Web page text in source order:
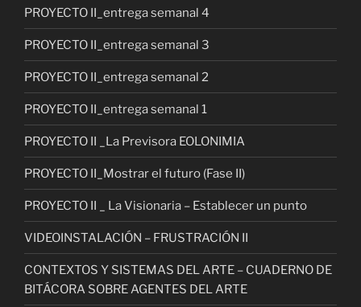
PROYECTO II_entrega semanal 4
PROYECTO II_entrega semanal 3
PROYECTO II_entrega semanal 2
PROYECTO II_entrega semanal 1
PROYECTO II _La Previsora EOLONIMIA
PROYECTO II_Mostrar el futuro (Fase II)
PROYECTO II _ La Visionaria – Establecer un punto
VIDEOINSTALACIÓN – FRUSTRACIÓN II
CONTEXTOS Y SISTEMAS DEL ARTE – CUADERNO DE
BITÁCORA SOBRE AGENTES DEL ARTE